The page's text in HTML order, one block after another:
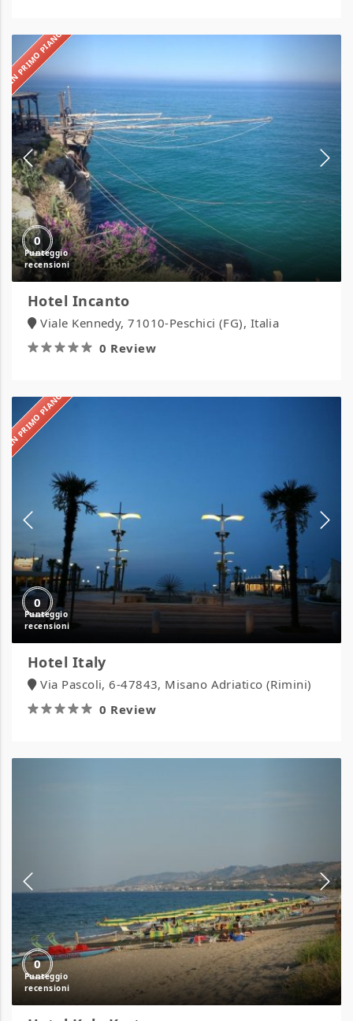
IN PRIMO PIANO
0
Hotel Incanto
Viale Kennedy, 71010-Peschici (FG), Italia
0 Review
IN PRIMO PIANO
0
Hotel Italy
Via Pascoli, 6-47843, Misano Adriatico (Rimini)
0 Review
0